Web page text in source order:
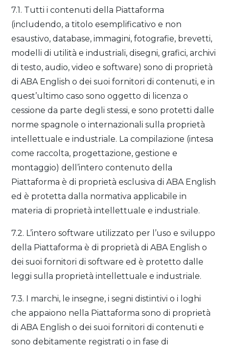
7.1. Tutti i contenuti della Piattaforma
(includendo, a titolo esemplificativo e non
esaustivo, database, immagini, fotografie, brevetti,
modelli di utilità e industriali, disegni, grafici, archivi
di testo, audio, video e software) sono di proprietà
di ABA English o dei suoi fornitori di contenuti, e in
quest’ultimo caso sono oggetto di licenza o
cessione da parte degli stessi, e sono protetti dalle
norme spagnole o internazionali sulla proprietà
intellettuale e industriale. La compilazione (intesa
come raccolta, progettazione, gestione e
montaggio) dell’intero contenuto della
Piattaforma è di proprietà esclusiva di ABA English
ed è protetta dalla normativa applicabile in
materia di proprietà intellettuale e industriale.
7.2. L’intero software utilizzato per l’uso e sviluppo
della Piattaforma è di proprietà di ABA English o
dei suoi fornitori di software ed è protetto dalle
leggi sulla proprietà intellettuale e industriale.
7.3. I marchi, le insegne, i segni distintivi o i loghi
che appaiono nella Piattaforma sono di proprietà
di ABA English o dei suoi fornitori di contenuti e
sono debitamente registrati o in fase di